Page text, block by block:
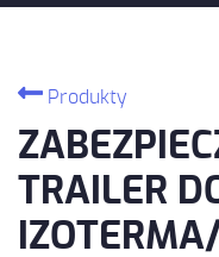
Produkty
TRAILER